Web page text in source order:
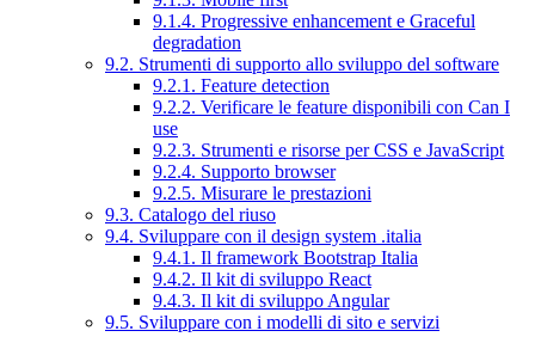
9.1.4. Progressive enhancement e Graceful
degradation
9.2. Strumenti di supporto allo sviluppo del software
9.2.1. Feature detection
9.2.2. Verificare le feature disponibili con Can I
use
9.2.3. Strumenti e risorse per CSS e JavaScript
9.2.4. Supporto browser
9.2.5. Misurare le prestazioni
9.3. Catalogo del riuso
9.4. Sviluppare con il design system .italia
9.4.1. Il framework Bootstrap Italia
9.4.2. Il kit di sviluppo React
9.4.3. Il kit di sviluppo Angular
9.5. Sviluppare con i modelli di sito e servizi